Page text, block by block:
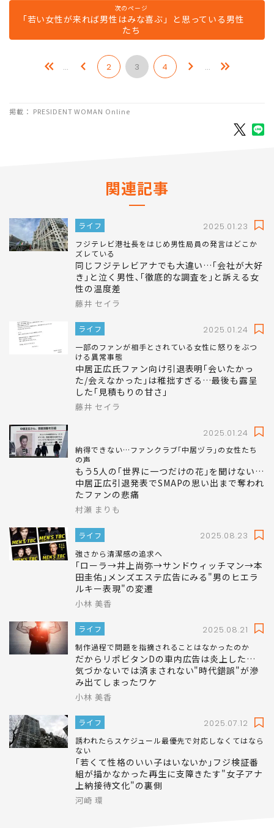
次のページ
「若い女性が来れば男性はみな喜ぶ」と思っている男性
たち
… 2 3 4 …
掲載： PRESIDENT WOMAN Online
関連記事
ライフ 2025.01.23
フジテレビ港社長をはじめ男性局員の発言はどこか
ズレている
同じフジテレビアナでも大違い…｢会社が大好
き｣と泣く男性､｢徹底的な調査を｣と訴える女
性の温度差
藤井 セイラ
ライフ 2025.01.24
一部のファンが相手とされている女性に怒りをぶつ
ける異常事態
中居正広氏ファン向け引退表明｢会いたかっ
た/会えなかった｣は稚拙すぎる…最後も露呈
した｢見積もりの甘さ｣
藤井 セイラ
2025.01.24
納得できない…ファンクラブ｢中居ヅラ｣の女性たち
の声
もう5人の｢世界に一つだけの花｣を聞けない…
中居正広引退発表でSMAPの思い出まで奪われ
たファンの悲痛
村瀬 まりも
ライフ 2025.08.23
強さから清潔感の追求へ
｢ローラ→井上尚弥→サンドウィッチマン→本
田圭佑｣メンズエステ広告にみる"男のヒエラ
ルキー表現"の変遷
小林 美香
ライフ 2025.08.21
制作過程で問題を指摘されることはなかったのか
だからリポビタンDの車内広告は炎上した…
気づかないでは済まされない"時代錯誤"が滲
み出てしまったワケ
小林 美香
ライフ 2025.07.12
誘われたらスケジュール最優先で対応しなくてはなら
ない
｢若くて性格のいい子はいないか｣フジ検証番
組が描かなかった再生に支障きたす"女子アナ
上納接待文化"の裏側
河崎 環